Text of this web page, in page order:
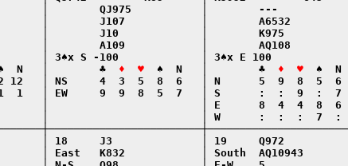
│        QJ975           │        ---
│        J107            │        A6532
│        J10             │        K975
│        A109            │        AQ108
│ 3♠x S -100             │ 3♠x E 100
N   │        ♣
♦  ♥
  ♠  N   │        ♣
♦  ♥
♠  N
12   │ NS     4  3  5  8  6   │ N      5  9  8  5  6
1   │ EW     9  9  8  5  7   │ S      :  :  9  :  7
│                        │ E      8  4  4  8  6
│                        │ W      :  :  :  7  :
│ 18     J3              │ 19     Q972
│ East   K832            │ South  AQ10943